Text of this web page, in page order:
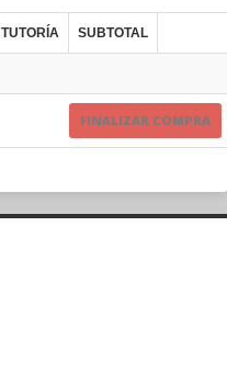
TUTORÍA SUBTOTAL
FINALIZAR COMPRA